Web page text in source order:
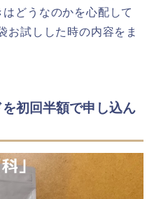
どうなのかを心配して
お試しした時の内容をま
初回半額で申し込ん